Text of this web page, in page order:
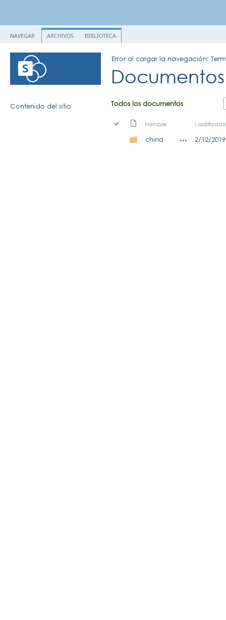
NAVEGAR ARCHIVOS BIBLIOTECA
Error al cargar la navegación:
Contenido del sitio Todos los documentos
Nombre Modificado
china 2/12/2019